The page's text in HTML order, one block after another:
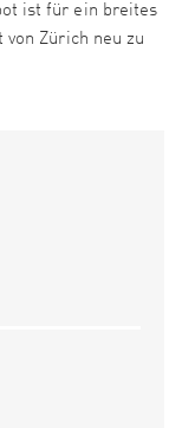
ist für ein breites
Zürich neu zu